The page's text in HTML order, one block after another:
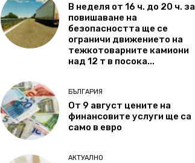
В неделя от 16 ч. до 20 ч. за
повишаване на
безопасността ще се
ограничи движението на
тежкотоварните камиони
над 12 т в посока...
БЪЛГАРИЯ
От 9 август цените на
финансовите услуги ще са
само в евро
АКТУАЛНО